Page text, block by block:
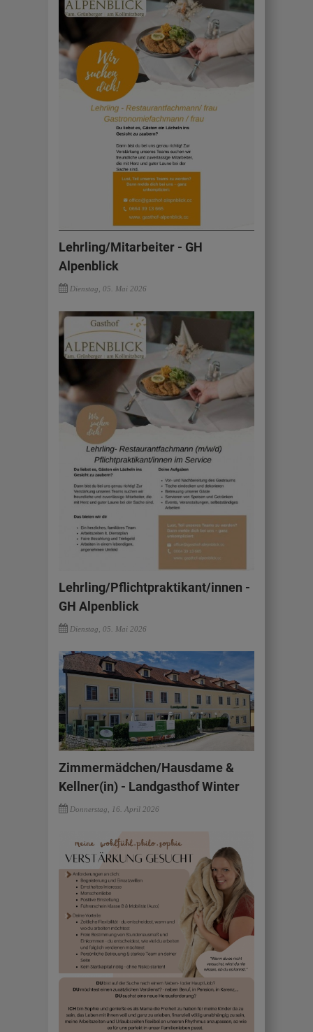
Lehrling/Mitarbeiter - GH
Alpenblick
Dienstag, 05. Mai 2026
Lehrling/Pflichtpraktikant/innen -
GH Alpenblick
Dienstag, 05. Mai 2026
Zimmermädchen/Hausdame &
Kellner(in) - Landgasthof Winter
Donnerstag, 16. April 2026